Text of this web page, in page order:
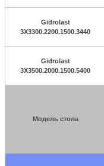
Gidrolast
3X3300.2200.1500.3440
Gidrolast
3X3500.2000.1500.5400
Модель стола